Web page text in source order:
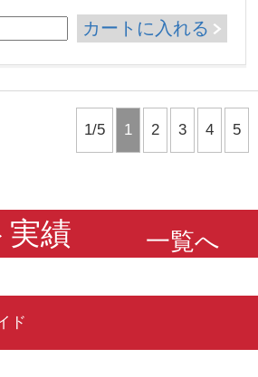
カートに入れる
1/5 1 2 3 4 5
実績 一覧へ
ド